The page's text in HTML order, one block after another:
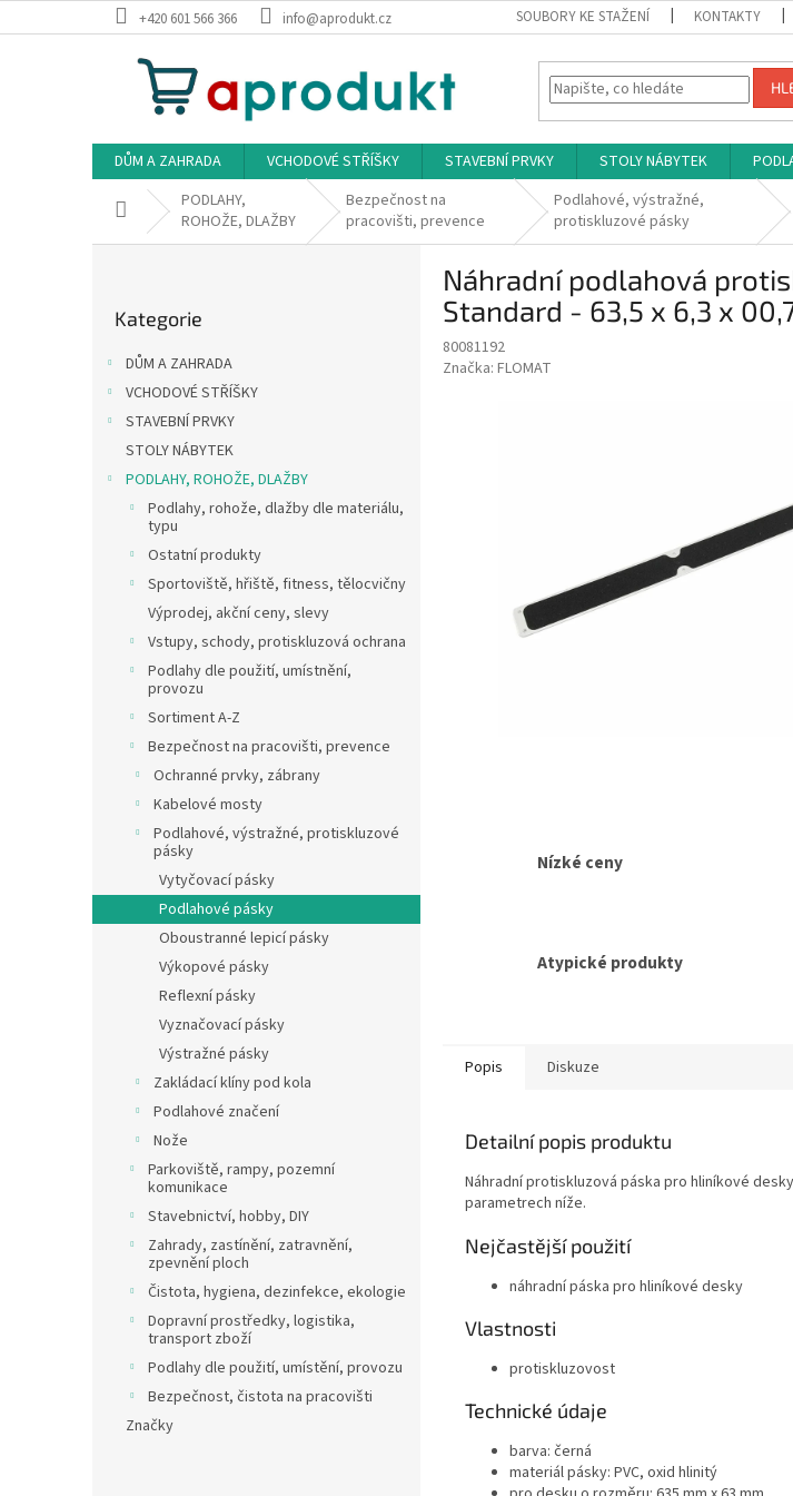
na
+420 601 566 366 info@aprodukt.cz SOUBORY KE STAŽENÍ KONTAKTY
DŮM A ZAHRADA VCHODOVÉ STŘÍŠKY STAVEBNÍ PRVKY STOLY NÁBYTEK
Domů PODLAHY,
ROHOŽE, DLAŽBY
Bezpečnost na
pracovišti, prevence
Podlahové, výstražné,
protiskluzové pásky
kategorie
Kategorie
DŮM A ZAHRADA
VCHODOVÉ STŘÍŠKY
STAVEBNÍ PRVKY
STOLY NÁBYTEK
PODLAHY, ROHOŽE, DLAŽBY
Podlahy, rohože, dlažby dle materiálu,
typu
Ostatní produkty
Sportoviště, hřiště, fitness, tělocvičny
Výprodej, akční ceny, slevy
Vstupy, schody, protiskluzová ochrana
Podlahy dle použití, umístnění,
provozu
Sortiment A-Z
Bezpečnost na pracovišti, prevence
Ochranné prvky, zábrany
Kabelové mosty
Podlahové, výstražné, protiskluzové
pásky
Vytyčovací pásky
Podlahové pásky
Oboustranné lepicí pásky
Výkopové pásky
Reflexní pásky
Vyznačovací pásky
Výstražné pásky
Zakládací klíny pod kola
Podlahové značení
Nože
Parkoviště, rampy, pozemní
komunikace
Stavebnictví, hobby, DIY
Zahrady, zastínění, zatravnění,
zpevnění ploch
Čistota, hygiena, dezinfekce, ekologie
Dopravní prostředky, logistika,
transport zboží
Podlahy dle použití, umístění, provozu
Bezpečnost, čistota na pracovišti
Značky
Náhradní podlahová
Standard - 63,5 x 6,3 x
80081192
Značka: FLOMAT
Nízké ceny
Atypické produkty
Popis Diskuze
Detailní popis produktu
Náhradní protiskluzová páska pro hliníkové
parametrech níže.
Nejčastější použití
náhradní páska pro hliníkové desky
Vlastnosti
protiskluzovost
Technické údaje
barva: černá
materiál pásky: PVC, oxid hlinitý